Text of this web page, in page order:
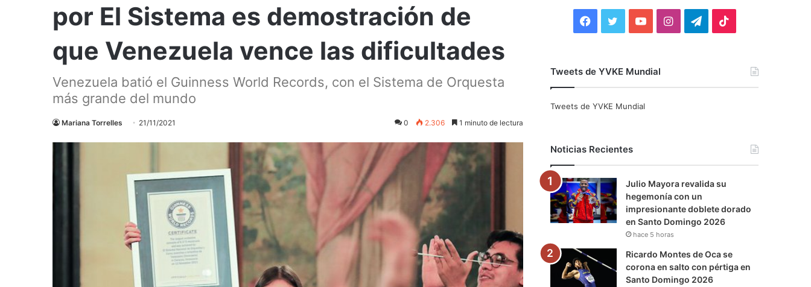
por El Sistema es demostración de
que Venezuela vence las dificultades
Venezuela batió el Guinness World Records, con el Sistema de Orquesta
más grande del mundo
Mariana Torrelles 21/11/2021 0 2.306 1 minuto de lectura
F
c
o
k
i
r
Y
u
e
I
r
a
m
T
a
m
Tweets de YVKE Mundial
Tweets de YVKE Mundial
Noticias Recientes
Julio Mayora revalida su
hegemonía con un
impresionante doblete dorado
en Santo Domingo 2026
hace 5 horas
Ricardo Montes de Oca se
corona en salto con pértiga en
Santo Domingo 2026